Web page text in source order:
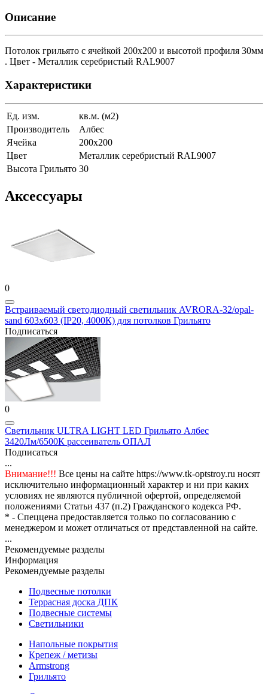
Описание
Потолок грильято с ячейкой 200х200 и высотой профиля 30мм
. Цвет - Металлик серебристый RAL9007
Характеристики
Ед. изм.
кв.м. (м2)
Производитель
Албес
Ячейка
200х200
Цвет
Металлик серебристый RAL9007
Высота Грильято 30
Аксессуары
0
Встраиваемый светодиодный светильник AVRORA-32/opal-
sand 603х603 (IP20, 4000К) для потолков Грильято
Подписаться
0
Светильник ULTRA LIGHT LED Грильято Албес
3420Лм/6500К рассеиватель ОПАЛ
Подписаться
...
Внимание!!! Все цены на сайте https://www.tk-optstroy.ru носят
исключительно информационный характер и ни при каких
условиях не являются публичной офертой, определяемой
положениями Статьи 437 (п.2) Гражданского кодекса РФ.
* - Спеццена предоставляется только по согласованию с
менеджером и может отличаться от представленной на сайте.
...
Рекомендуемые разделы
Информация
Рекомендуемые разделы
Подвесные потолки
Террасная доска ДПК
Подвесные системы
Светильники
Напольные покрытия
Крепеж / метизы
Armstrong
Грильято